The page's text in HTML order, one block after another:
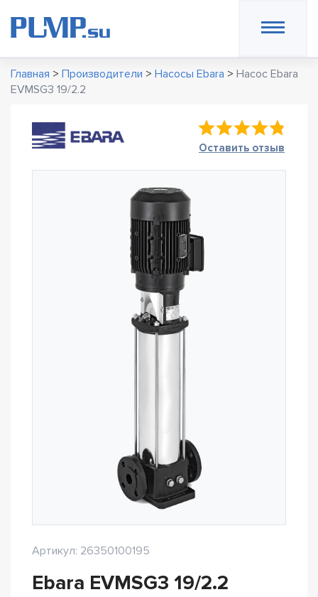
Главная > Производители > Насосы Ebara > Насос Ebara
EVMSG3 19/2.2
Оставить отзыв
Артикул: 26350100195
Ebara EVMSG3 19/2.2